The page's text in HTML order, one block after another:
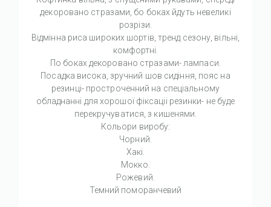
декоровано стразами, бо боках йдуть невеликі
розрізи.
Відмінна риса широких шортів, тренд сезону, вільні,
комфортні.
По боках декоровано стразами- лампаси.
Посадка висока, зручний шов сидіння, пояс на
резинці- простроченний на спеціальному
обладнанні для хорошої фіксаціі резинки- не буде
перекручуватися, з кишенями.
Кольори виробу:
Чорний.
Хакі.
Мокко.
Рожевий.
Темний поморанчевий